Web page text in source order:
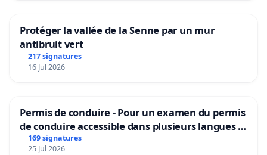
Protéger la vallée de la Senne par un mur
antibruit vert
217 signatures
16 Jul 2026
Permis de conduire - Pour un examen du permis
de conduire accessible dans plusieurs langues à
Bruxelles
169 signatures
25 Jul 2026